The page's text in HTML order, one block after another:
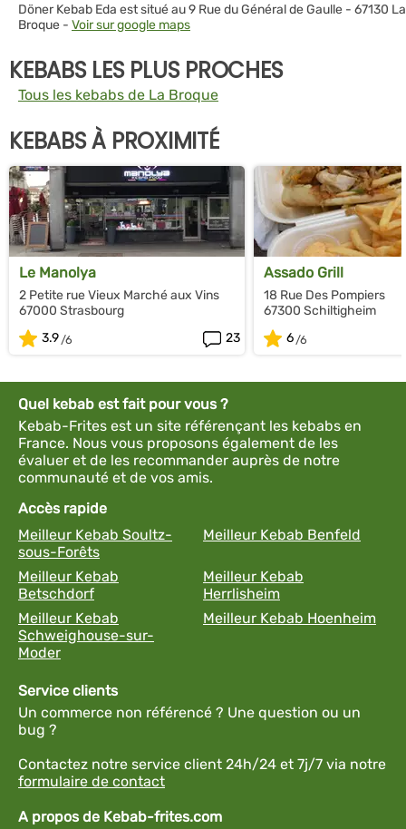
Döner Kebab Eda est situé au 9 Rue du Général de Gaulle - 67130 La
Broque - Voir sur google maps
KEBABS LES PLUS PROCHES
Tous les kebabs de La Broque
KEBABS À PROXIMITÉ
Le Manolya
2 Petite rue Vieux Marché aux Vins
67000 Strasbourg
3.9
23
Assado Grill
18 Rue Des Pompiers
67300 Schiltigheim
6
Quel kebab est fait pour vous ?
Kebab-Frites est un site référençant les kebabs en
France. Nous vous proposons également de les
évaluer et de les recommander auprès de notre
communauté et de vos amis.
Accès rapide
Meilleur Kebab Soultz-
sous-Forêts
Meilleur Kebab Benfeld
Meilleur Kebab
Betschdorf
Meilleur Kebab
Herrlisheim
Meilleur Kebab
Schweighouse-sur-
Moder
Meilleur Kebab Hoenheim
Service clients
Un commerce non référencé ? Une question ou un
bug ?
Contactez notre service client 24h/24 et 7j/7 via notre
formulaire de contact
A propos de Kebab-frites.com